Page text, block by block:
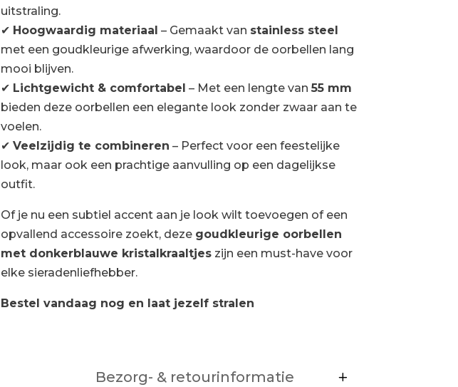
uitstraling.
✔ Hoogwaardig materiaal – Gemaakt van stainless steel
met een goudkleurige afwerking, waardoor de oorbellen lang
mooi blijven.
✔ Lichtgewicht & comfortabel – Met een lengte van 55 mm
bieden deze oorbellen een elegante look zonder zwaar aan te
voelen.
✔ Veelzijdig te combineren – Perfect voor een feestelijke
look, maar ook een prachtige aanvulling op een dagelijkse
outfit.
Of je nu een subtiel accent aan je look wilt toevoegen of een
opvallend accessoire zoekt, deze goudkleurige oorbellen
met donkerblauwe kristalkraaltjeszijn een must-have voor
elke sieradenliefhebber.
Bestel vandaag nog en laat jezelf stralen
Bezorg- & retourinformatie